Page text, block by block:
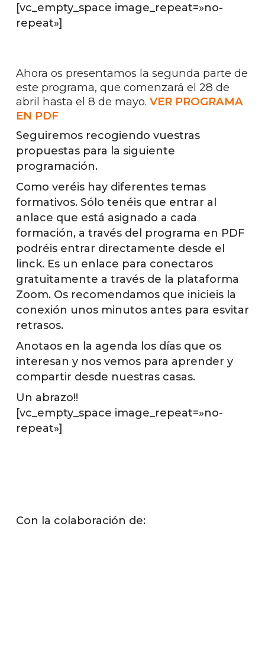
[vc_empty_space image_repeat=»no-
repeat»]
Ahora os presentamos la segunda parte de
este programa, que comenzará el 28 de
abril hasta el 8 de mayo. VER PROGRAMA
EN PDF
Seguiremos recogiendo vuestras
propuestas para la siguiente
programación.
Como veréis hay diferentes temas
formativos. Sólo tenéis que entrar al
anlace que está asignado a cada
formación, a través del programa en PDF
podréis entrar directamente desde el
linck. Es un enlace para conectaros
gratuitamente a través de la plataforma
Zoom. Os recomendamos que inicieis la
conexión unos minutos antes para esvitar
retrasos.
Anotaos en la agenda los días que os
interesan y nos vemos para aprender y
compartir desde nuestras casas.
Un abrazo!!
[vc_empty_space image_repeat=»no-
repeat»]
Con la colaboración de: